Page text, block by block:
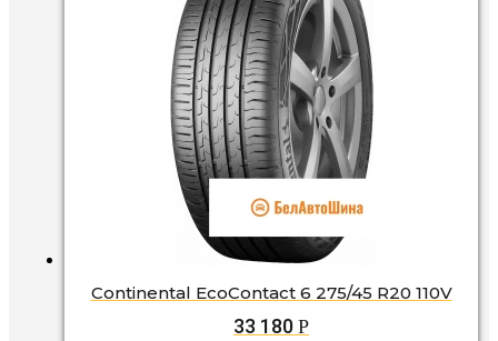
Continental EcoContact 6 275/45 R20 110V
33 180 Р